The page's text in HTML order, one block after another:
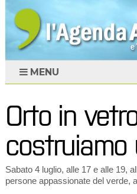
MENU
Orto in
costruiamo
Sabato 4 luglio, alle 17 e alle 19,
persone appassionate del verde,